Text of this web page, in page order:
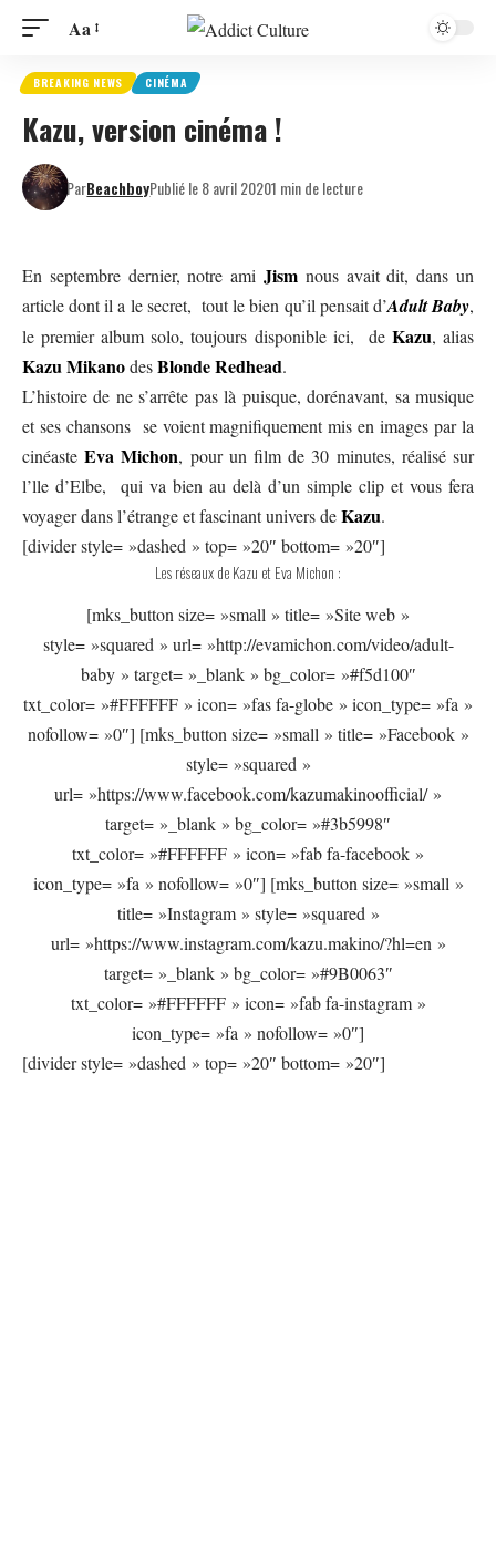
Aa
BREAKING NEWS CINÉMA
Kazu, version cinéma !
ParBeachboyPublié le 8 avril 20201 min de lecture
En septembre dernier, notre ami Jism nous avait dit,dans un
articledont il a le secret, tout le bien qu’il pensait d’Adult Baby,
le premier album solo, toujours disponible ici, de Kazu, alias
Kazu MikanodesBlonde Redhead.
L’histoire de ne s’arrête pas là puisque, dorénavant, sa musique
et ses chansons se voient magnifiquement mis en images par la
cinéasteEva Michon, pour un film de 30 minutes, réalisé sur
l’lle d’Elbe, qui va bien au delà d’un simple clip et vous fera
voyager dans l’étrange et fascinant univers deKazu.
[divider style= »dashed » top= »20″ bottom= »20″]
Les réseaux de Kazu et Eva Michon :
[mks_button size= »small » title= »Site web »
style= »squared » url= »http://evamichon.com/video/adult-
baby » target= »_blank » bg_color= »#f5d100″
txt_color= »#FFFFFF » icon= »fas fa-globe » icon_type= »fa »
nofollow= »0″] [mks_button size= »small » title= »Facebook »
style= »squared »
url= »https://www.facebook.com/kazumakinoofficial/ »
target= »_blank » bg_color= »#3b5998″
txt_color= »#FFFFFF » icon= »fab fa-facebook »
icon_type= »fa » nofollow= »0″] [mks_button size= »small »
title= »Instagram » style= »squared »
url= »https://www.instagram.com/kazu.makino/?hl=en »
target= »_blank » bg_color= »#9B0063″
txt_color= »#FFFFFF » icon= »fab fa-instagram »
icon_type= »fa » nofollow= »0″]
[divider style= »dashed » top= »20″ bottom= »20″]